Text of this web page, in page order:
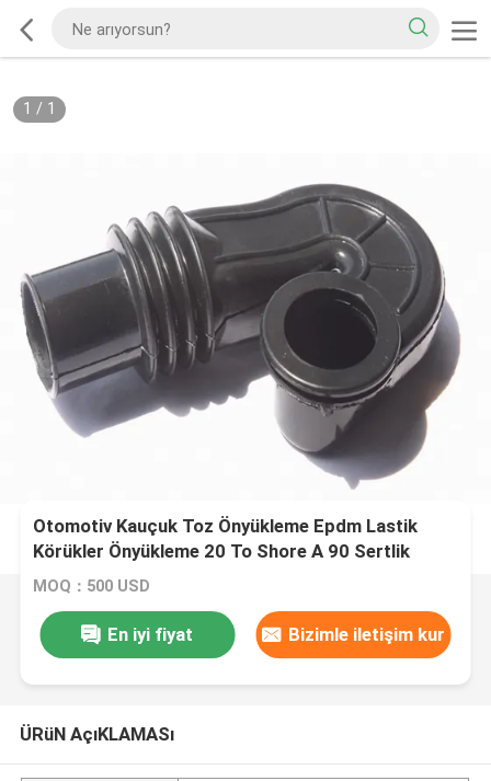
1 / 1
Otomotiv Kauçuk Toz Önyükleme Epdm Lastik
Körükler Önyükleme 20 To Shore A 90 Sertlik
MOQ：500 USD
En iyi fiyat Bizimle iletişim kur
ÜRüN AçıKLAMASı